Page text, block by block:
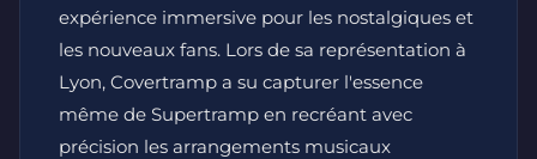
expérience immersive pour les nostalgiques et
les nouveaux fans. Lors de sa représentation à
Lyon, Covertramp a su capturer l'essence
même de Supertramp en recréant avec
précision les arrangements musicaux